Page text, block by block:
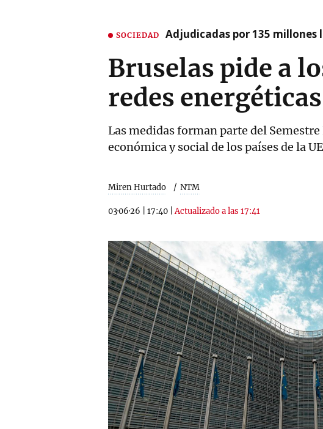
SOCIEDAD Adjudicadas por 135 millones
Bruselas pide a
redes
Las medidas forman parte del
económica y social de los países de la
Miren Hurtado NTM
03·06·26 17:40 |Actualizado a las 17:41